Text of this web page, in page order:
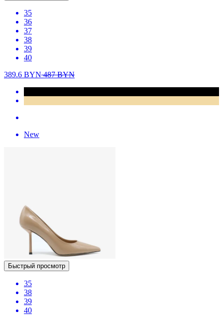
35
36
37
38
39
40
389.6 BYN487BYN
New
Быстрый просмотр
35
38
39
40